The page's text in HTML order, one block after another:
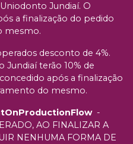
Jundiaí. O
a finalização do pedido
mesmo.
desconto de 4%.
Jundiaí terão 10% de
após a finalização
do mesmo.
-
AO FINALIZAR A
NENHUMA FORMA DE